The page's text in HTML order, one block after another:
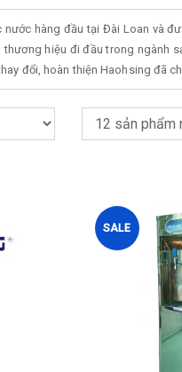
hàng đầu tại Đài Loan và
hiệu đi đầu trong ngành
đổi, hoàn thiện Haohsing đã
SALE